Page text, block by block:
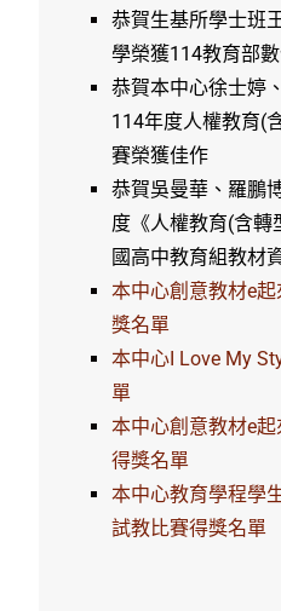
恭賀生基所學士班
學榮獲114教育部
恭賀本中心徐士婷
114年度人權教育(
賽榮獲佳作
恭賀吳曼華、羅鵬
度《人權教育(含轉
國高中教育組教材
本中心創意教材e
獎名單
本中心I Love My
單
本中心創意教材e
得獎名單
本中心教育學程學
試教比賽得獎名單